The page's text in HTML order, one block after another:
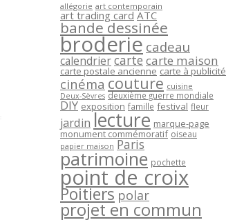
allégorie art contemporain
art trading card ATC
bande dessinée
broderie cadeau
calendriercartecarte maison
carte postale ancienne carte à publicité
cinéma couture cuisine
Deux-Sèvres deuxième guerre mondiale
DIY exposition famille festival fleur
jardin lecture marque-page
monument commémoratif oiseau
papier maison Paris
patrimoine pochette
point de croix
Poitiers polar
projet en commun